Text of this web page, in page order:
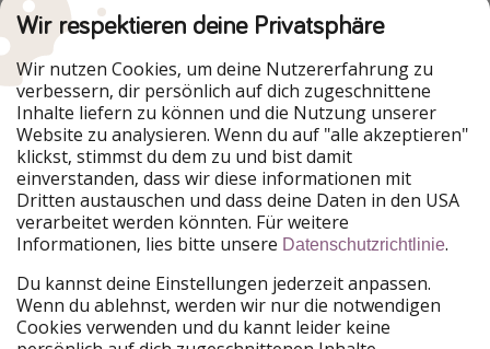
Urlaubspiraten ist Teil der HolidayPirates Group
Unsere Märkte
PiratinViaggio
HolidayPirates
VakantiePiraten
WakacyjniPiraci
VoyagesPirates
Ferienpiraten
Urlaubspiraten
ViajerosPiratas
TravelPirates
HolidayPirates Group
Lerne uns kennen Rechtliches
Wir respektieren deine Privatsphäre
Wir nutzen Cookies, um deine Nutzererfahrung zu
verbessern, dir persönlich auf dich zugeschnittene
Inhalte liefern zu können und die Nutzung unserer
Website zu analysieren. Wenn du auf "alle akzeptieren"
klickst, stimmst du dem zu und bist damit
einverstanden, dass wir diese informationen mit
Dritten austauschen und dass deine Daten in den USA
verarbeitet werden könnten. Für weitere
Informationen, lies bitte unsere Datenschutzrichtlinie.
Du kannst deine Einstellungen jederzeit anpassen.
Wenn du ablehnst, werden wir nur die notwendigen
Cookies verwenden und du kannt leider keine